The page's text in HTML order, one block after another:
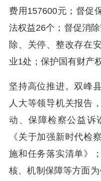
费用157600元；督促
法权益26个；督促消
除、关停、整改存在
业1处；保护国有财产
坚持高位推进。双峰
人大等领导机关报告
动、保障检察公益诉
《关于加强新时代检
施和任务落实清单》
核、机制保障等方面